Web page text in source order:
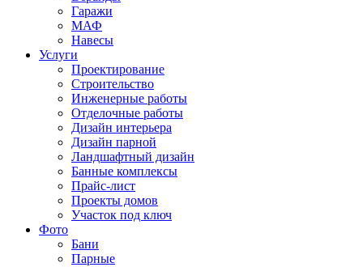
Гаражи
МАФ
Навесы
Услуги
Проектирование
Строительство
Инженерные работы
Отделочные работы
Дизайн интерьера
Дизайн парной
Ландшафтный дизайн
Банные комплексы
Прайс-лист
Проекты домов
Участок под ключ
Фото
Бани
Парные